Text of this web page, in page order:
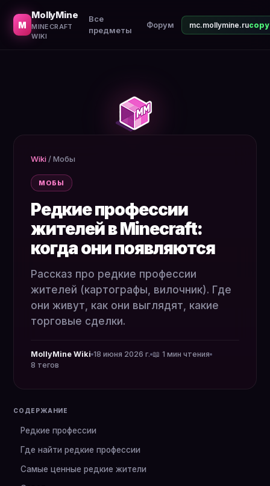
M
MollyMine
MINECRAFT
WIKI
Все
предметы
Форум mc.mollymine.ru
Wiki /Мобы
МОБЫ
Редкие профессии
жителей в Minecraft:
когда они появляются
Рассказ про редкие профессии
жителей (картографы, вилочник). Где
они живут, как они выглядят, какие
торговые сделки.
MollyMine Wiki 18 июня 2026 г. 📖 1 мин чтения
8 тегов
СОДЕРЖАНИЕ
Редкие профессии
Где найти редкие профессии
Самые ценные редкие жители